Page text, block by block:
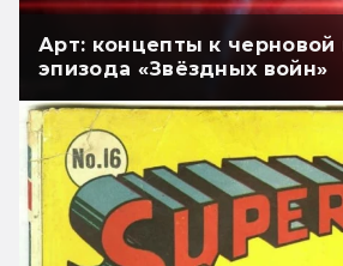
Арт: концепты к черновой
эпизода «Звёздных войн»